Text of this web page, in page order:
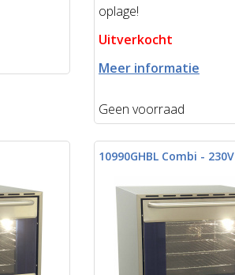
oplage!
Uitverkocht
Meer informatie
Geen voorraad
10990GHBL Combi - 230V